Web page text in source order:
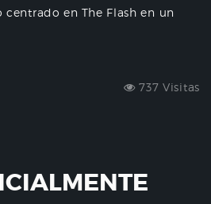
en The Flash en un
737 Visitas